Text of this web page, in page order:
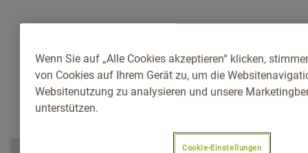
Wenn Sie auf „Alle Cookies akzeptieren“ klicken,
von Cookies auf Ihrem Gerät zu, um die
Websitenutzung zu analysieren und unsere
unterstützen.
Cookie-Einstellungen